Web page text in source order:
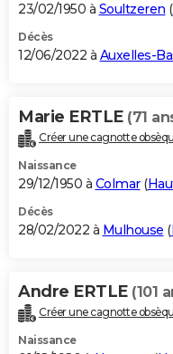
23/02/1950 à Soultzeren (
Décès
12/06/2022 à Auxelles-
Marie ERTLE (71
Créer une cagnotte
Naissance
29/12/1950 à Colmar(
Décès
28/02/2022 à Mulhouse (
Andre ERTLE (101
Créer une cagnotte
Naissance